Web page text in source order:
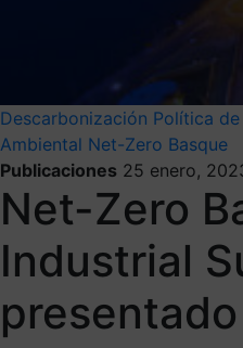
Descarbonización Política
Ambiental Net-Zero Basque
Publicaciones 25 enero,
Net-Zero
Industrial